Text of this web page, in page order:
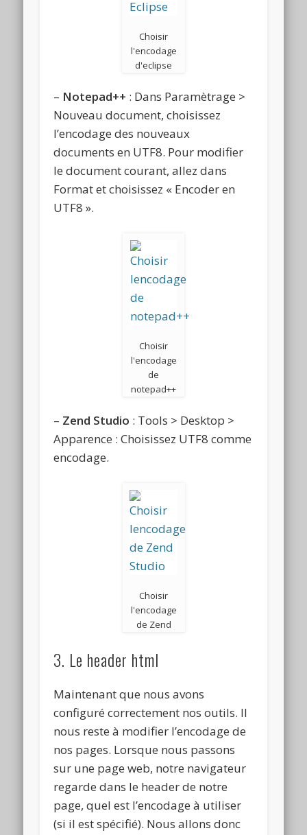
Choisir
l'encodage
d'eclipse
– Notepad++ : Dans Paramètrage >
Nouveau document, choisissez
l’encodage des nouveaux
documents en UTF8. Pour modifier
le document courant, allez dans
Format et choisissez « Encoder en
UTF8 ».
Choisir
l'encodage
de
notepad++
– Zend Studio : Tools > Desktop >
Apparence : Choisissez UTF8 comme
encodage.
Choisir
l'encodage
de Zend
3. Le header html
Maintenant que nous avons
configuré correctement nos outils. Il
nous reste à modifier l’encodage de
nos pages. Lorsque nous passons
sur une page web, notre navigateur
regarde dans le header de notre
page, quel est l’encodage à utiliser
(si il est spécifié). Nous allons donc